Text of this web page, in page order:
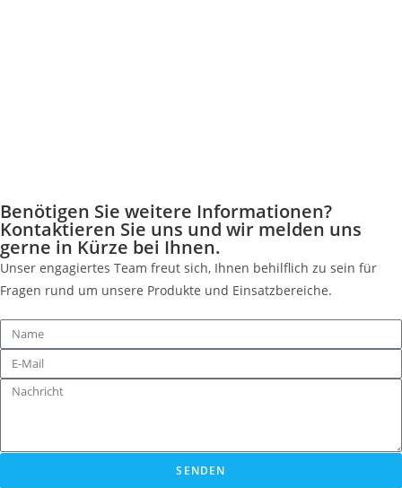
Benötigen Sie weitere Informationen?
Kontaktieren Sie uns und wir melden uns
gerne in Kürze bei Ihnen.
Unser engagiertes Team freut sich, Ihnen behilflich zu sein für
Fragen rund um unsere Produkte und Einsatzbereiche.
SENDEN